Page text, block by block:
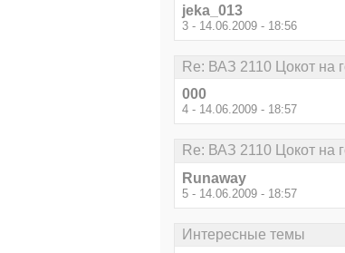
jeka_013
3 - 14.06.2009 - 18:56
Re: ВАЗ 2110 Цокот на
000
4 - 14.06.2009 - 18:57
Re: ВАЗ 2110 Цокот на
Runaway
5 - 14.06.2009 - 18:57
Интересные темы